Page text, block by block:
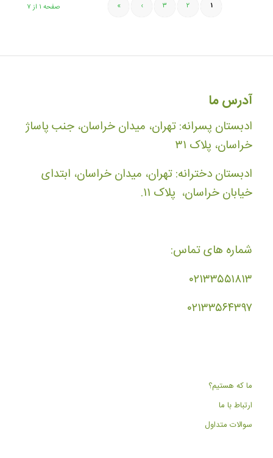
صفحه ۱ از ۷ ۱ ۲ ۳ ›
»
آدرس ما
ادبستان پسرانه: تهران، میدان خراسان، جنب پاساژ
خراسان، پلاک ۳۱
ادبستان دخترانه: تهران، میدان خراسان، ابتدای
خیابان خراسان، پلاک ۱۱.
شماره های تماس:
۰۲۱۳۳۵۵۱۸۱۳
۰۲۱۳۳۵۶۴۳۹۷
ما که هستیم؟
ارتباط با ما
سوالات متداول